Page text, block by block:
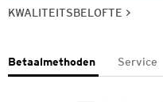
KWALITEITSBELOFTE
Betaalmethoden Service